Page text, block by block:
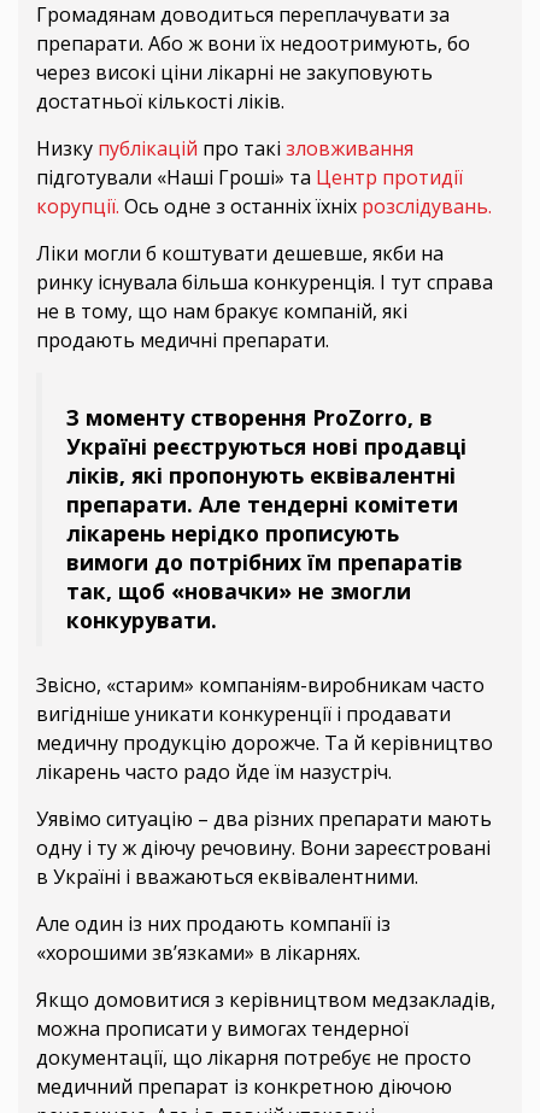
Громадянам доводиться переплачувати за
препарати. Або ж вони їх недоотримують, бо
через високі ціни лікарні не закуповують
достатньої кількості ліків.
Низку публікацій про такі зловживання
підготували «Наші Гроші» та Центр протидії
корупції. Ось одне з останніх їхніх розслідувань.
Ліки могли б коштувати дешевше, якби на
ринку існувала більша конкуренція. І тут справа
не в тому, що нам бракує компаній, які
продають медичні препарати.
З моменту створення ProZorro, в
Україні реєструються нові продавці
ліків, які пропонують еквівалентні
препарати. Але тендерні комітети
лікарень нерідко прописують
вимоги до потрібних їм препаратів
так, щоб «новачки» не змогли
конкурувати.
Звісно, «старим» компаніям-виробникам часто
вигідніше уникати конкуренції і продавати
медичну продукцію дорожче. Та й керівництво
лікарень часто радо йде їм назустріч.
Уявімо ситуацію – два різних препарати мають
одну і ту ж діючу речовину. Вони зареєстровані
в Україні і вважаються еквівалентними.
Але один із них продають компанії із
«хорошими зв’язками» в лікарнях.
Якщо домовитися з керівництвом медзакладів,
можна прописати у вимогах тендерної
документації, що лікарня потребує не просто
медичний препарат із конкретною діючою